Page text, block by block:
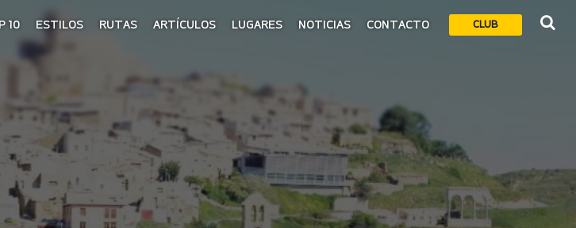
CLUB
10 ESTILOS RUTAS ARTÍCULOS LUGARES NOTICIAS CONTACTO